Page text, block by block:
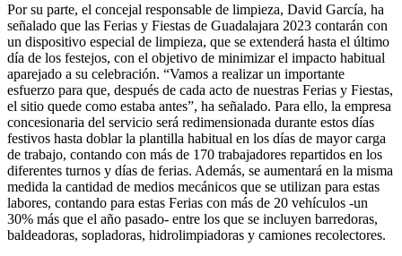
Por su parte, el concejal responsable de limpieza, David García, ha
señalado que las Ferias y Fiestas de Guadalajara 2023 contarán con
un dispositivo especial de limpieza, que se extenderá hasta el último
día de los festejos, con el objetivo de minimizar el impacto habitual
aparejado a su celebración. “Vamos a realizar un importante
esfuerzo para que, después de cada acto de nuestras Ferias y Fiestas,
el sitio quede como estaba antes”, ha señalado. Para ello, la empresa
concesionaria del servicio será redimensionada durante estos días
festivos hasta doblar la plantilla habitual en los días de mayor carga
de trabajo, contando con más de 170 trabajadores repartidos en los
diferentes turnos y días de ferias. Además, se aumentará en la misma
medida la cantidad de medios mecánicos que se utilizan para estas
labores, contando para estas Ferias con más de 20 vehículos -un
30% más que el año pasado- entre los que se incluyen barredoras,
baldeadoras, sopladoras, hidrolimpiadoras y camiones recolectores.